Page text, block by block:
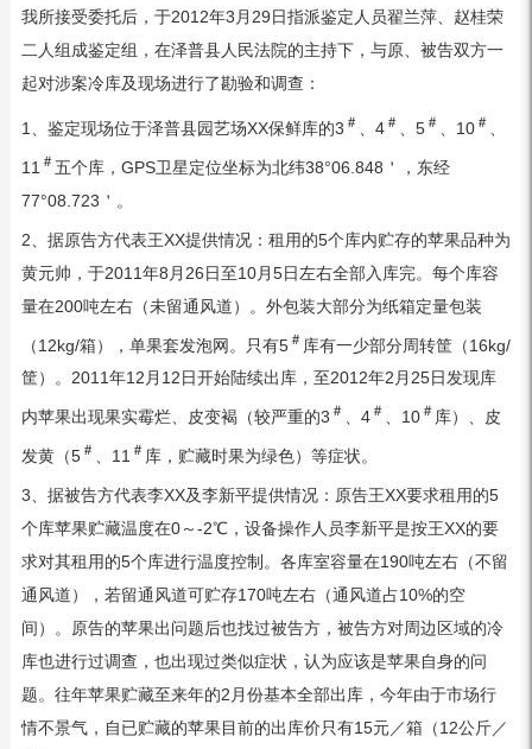
我所接受委托后，于2012年3月29日指派鉴定人员翟兰萍、赵桂荣
二人组成鉴定组，在泽普县人民法院的主持下，与原、被告双方一
起对涉案冷库及现场进行了勘验和调查：
1、鉴定现场位于泽普县园艺场XX保鲜库的3 ＃ 、4 ＃ 、5 ＃ 、10 ＃
11 ＃五个库，GPS卫星定位坐标为北纬38°06.848＇，东经
77°08.723＇。
2、据原告方代表王XX提供情况：租用的5个库内贮存的苹果品种为
黄元帅，于2011年8月26日至10月5日左右全部入库完。每个库容
量在200吨左右（未留通风道）。外包装大部分为纸箱定量包装
（12kg/箱），单果套发泡网。只有5 ＃ 库有一少部分周转筐（16kg/
筐）。2011年12月12日开始陆续出库，至2012年2月25日发现库
内苹果出现果实霉烂、皮变褐（较严重的3 ＃ 、4 ＃ 、10 ＃ 库）、皮
发黄（5 ＃ 、11 ＃ 库，贮藏时果为绿色）等症状。
3、据被告方代表李XX及李新平提供情况：原告王XX要求租用的5
个库苹果贮藏温度在0～-2℃，设备操作人员李新平是按王XX的要
求对其租用的5个库进行温度控制。各库室容量在190吨左右（不留
通风道），若留通风道可贮存170吨左右（通风道占10%的空
间）。原告的苹果出问题后也找过被告方，被告方对周边区域的冷
库也进行过调查，也出现过类似症状，认为应该是苹果自身的问
题。往年苹果贮藏至来年的2月份基本全部出库，今年由于市场行
情不景气，自已贮藏的苹果目前的出库价只有15元／箱（12公斤／